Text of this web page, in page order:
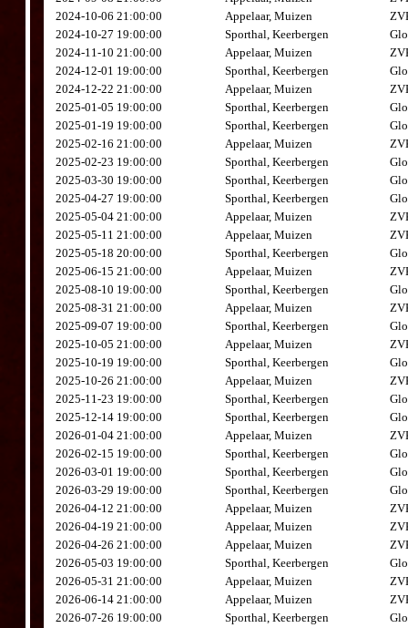
2024-10-06 21:00:00
Appelaar, Muizen
2024-10-27 19:00:00
Sporthal, Keerbergen
2024-11-10 21:00:00
Appelaar, Muizen
2024-12-01 19:00:00
Sporthal, Keerbergen
2024-12-22 21:00:00
Appelaar, Muizen
2025-01-05 19:00:00
Sporthal, Keerbergen
2025-01-19 19:00:00
Sporthal, Keerbergen
2025-02-16 21:00:00
Appelaar, Muizen
2025-02-23 19:00:00
Sporthal, Keerbergen
2025-03-30 19:00:00
Sporthal, Keerbergen
2025-04-27 19:00:00
Sporthal, Keerbergen
2025-05-04 21:00:00
Appelaar, Muizen
2025-05-11 21:00:00
Appelaar, Muizen
2025-05-18 20:00:00
Sporthal, Keerbergen
2025-06-15 21:00:00
Appelaar, Muizen
2025-08-10 19:00:00
Sporthal, Keerbergen
2025-08-31 21:00:00
Appelaar, Muizen
2025-09-07 19:00:00
Sporthal, Keerbergen
2025-10-05 21:00:00
Appelaar, Muizen
2025-10-19 19:00:00
Sporthal, Keerbergen
2025-10-26 21:00:00
Appelaar, Muizen
2025-11-23 19:00:00
Sporthal, Keerbergen
2025-12-14 19:00:00
Sporthal, Keerbergen
2026-01-04 21:00:00
Appelaar, Muizen
2026-02-15 19:00:00
Sporthal, Keerbergen
2026-03-01 19:00:00
Sporthal, Keerbergen
2026-03-29 19:00:00
Sporthal, Keerbergen
2026-04-12 21:00:00
Appelaar, Muizen
2026-04-19 21:00:00
Appelaar, Muizen
2026-04-26 21:00:00
Appelaar, Muizen
2026-05-03 19:00:00
Sporthal, Keerbergen
2026-05-31 21:00:00
Appelaar, Muizen
2026-06-14 21:00:00
Appelaar, Muizen
2026-07-26 19:00:00
Sporthal, Keerbergen